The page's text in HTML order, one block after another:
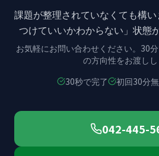
課題が整理されていなくても構い
つけていいかわからない」状態
お気軽にお問い合わせください。 30
の方向性をお渡しし
30秒で完了
初回30分
042-445-